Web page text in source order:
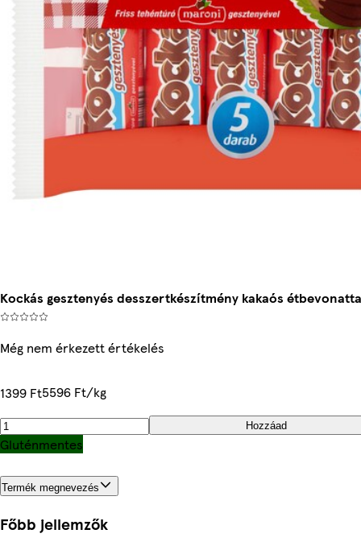
Kockás gesztenyés desszertkészítmény kakaós
Még nem érkezett értékelés
1399 Ft5596 Ft/kg
Hozzáad
Gluténmentes
Termék megnevezés
Főbb jellemzők